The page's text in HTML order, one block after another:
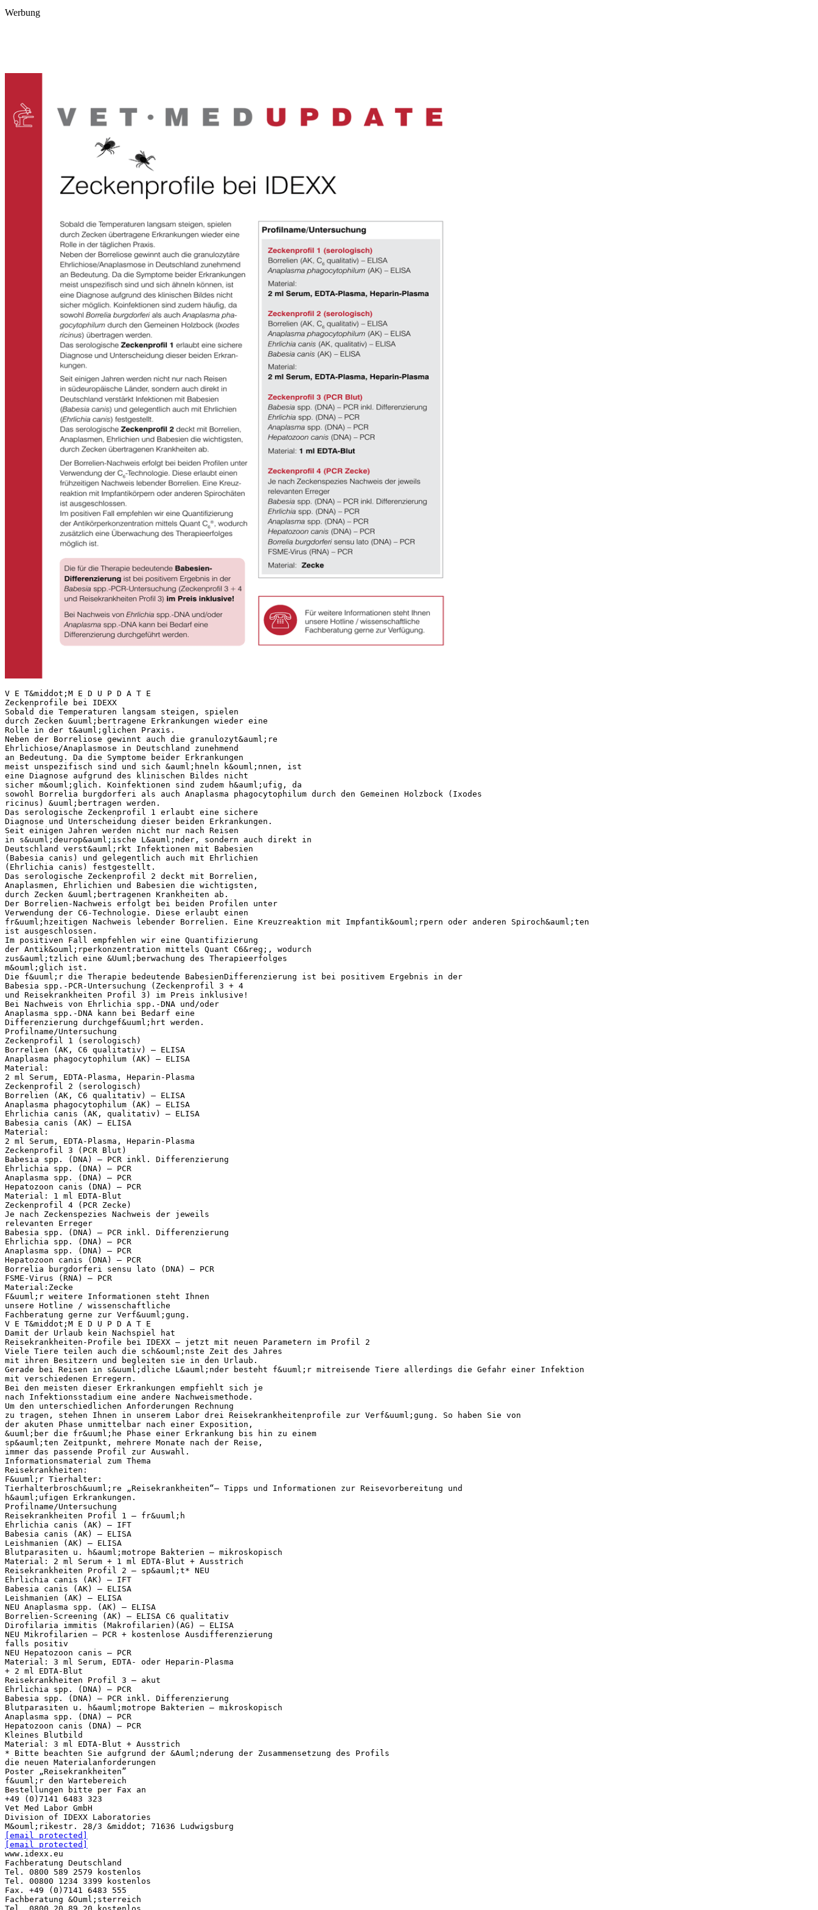
Werbung
V E T&middot;M E D U P D A T E
Zeckenprofile bei IDEXX
Sobald die Temperaturen langsam steigen, spielen
durch Zecken &uuml;bertragene Erkrankungen wieder eine
Rolle in der t&auml;glichen Praxis.
Neben der Borreliose gewinnt auch die granulozyt&auml;re
Ehrlichiose/Anaplasmose in Deutschland zunehmend
an Bedeutung. Da die Symptome beider Erkrankungen
meist unspezifisch sind und sich &auml;hneln k&ouml;nnen, ist
eine Diagnose aufgrund des klinischen Bildes nicht
sicher m&ouml;glich. Koinfektionen sind zudem h&auml;ufig, da
sowohl Borrelia burgdorferi als auch Anaplasma phagocytophilum durch den Gemeinen Holzbock (Ixodes
ricinus) &uuml;bertragen werden.
Das serologische Zeckenprofil 1 erlaubt eine sichere
Diagnose und Unterscheidung dieser beiden Erkrankungen.
Seit einigen Jahren werden nicht nur nach Reisen
in s&uuml;deurop&auml;ische L&auml;nder, sondern auch direkt in
Deutschland verst&auml;rkt Infektionen mit Babesien
(Babesia canis) und gelegentlich auch mit Ehrlichien
(Ehrlichia canis) festgestellt.
Das serologische Zeckenprofil 2 deckt mit Borrelien,
Anaplasmen, Ehrlichien und Babesien die wichtigsten,
durch Zecken &uuml;bertragenen Krankheiten ab.
Der Borrelien-Nachweis erfolgt bei beiden Profilen unter
Verwendung der C6-Technologie. Diese erlaubt einen
fr&uuml;hzeitigen Nachweis lebender Borrelien. Eine Kreuzreaktion mit Impfantik&ouml;rpern oder anderen Spiroch&auml;ten
ist ausgeschlossen.
Im positiven Fall empfehlen wir eine Quantifizierung
der Antik&ouml;rperkonzentration mittels Quant C6&reg;, wodurch
zus&auml;tzlich eine &Uuml;berwachung des Therapieerfolges
m&ouml;glich ist.
Die f&uuml;r die Therapie bedeutende BabesienDifferenzierung ist bei positivem Ergebnis in der
Babesia spp.-PCR-Untersuchung (Zeckenprofil 3 + 4
und Reisekrankheiten Profil 3) im Preis inklusive!
Bei Nachweis von Ehrlichia spp.-DNA und/oder
Anaplasma spp.-DNA kann bei Bedarf eine
Differenzierung durchgef&uuml;hrt werden.
Profilname/Untersuchung
Zeckenprofil 1 (serologisch)
Borrelien (AK, C6 qualitativ) – ELISA
Anaplasma phagocytophilum (AK) – ELISA
Material:
2 ml Serum, EDTA-Plasma, Heparin-Plasma
Zeckenprofil 2 (serologisch)
Borrelien (AK, C6 qualitativ) – ELISA
Anaplasma phagocytophilum (AK) – ELISA
Ehrlichia canis (AK, qualitativ) – ELISA
Babesia canis (AK) – ELISA
Material:
2 ml Serum, EDTA-Plasma, Heparin-Plasma
Zeckenprofil 3 (PCR Blut)
Babesia spp. (DNA) – PCR inkl. Differenzierung
Ehrlichia spp. (DNA) – PCR
Anaplasma spp. (DNA) – PCR
Hepatozoon canis (DNA) – PCR
Material: 1 ml EDTA-Blut
Zeckenprofil 4 (PCR Zecke)
Je nach Zeckenspezies Nachweis der jeweils
relevanten Erreger
Babesia spp. (DNA) – PCR inkl. Differenzierung
Ehrlichia spp. (DNA) – PCR
Anaplasma spp. (DNA) – PCR
Hepatozoon canis (DNA) – PCR
Borrelia burgdorferi sensu lato (DNA) – PCR
FSME-Virus (RNA) – PCR
Material:Zecke
F&uuml;r weitere Informationen steht Ihnen
unsere Hotline / wissenschaftliche
Fachberatung gerne zur Verf&uuml;gung.
V E T&middot;M E D U P D A T E
Damit der Urlaub kein Nachspiel hat
Reisekrankheiten-Profile bei IDEXX – jetzt mit neuen Parametern im Profil 2
Viele Tiere teilen auch die sch&ouml;nste Zeit des Jahres
mit ihren Besitzern und begleiten sie in den Urlaub.
Gerade bei Reisen in s&uuml;dliche L&auml;nder besteht f&uuml;r mitreisende Tiere allerdings die Gefahr einer Infektion
mit verschiedenen Erregern.
Bei den meisten dieser Erkrankungen empfiehlt sich je
nach Infektionsstadium eine andere Nachweismethode.
Um den unterschiedlichen Anforderungen Rechnung
zu tragen, stehen Ihnen in unserem Labor drei Reisekrankheitenprofile zur Verf&uuml;gung. So haben Sie von
der akuten Phase unmittelbar nach einer Exposition,
&uuml;ber die fr&uuml;he Phase einer Erkrankung bis hin zu einem
sp&auml;ten Zeitpunkt, mehrere Monate nach der Reise,
immer das passende Profil zur Auswahl.
Informationsmaterial zum Thema
Reisekrankheiten:
F&uuml;r Tierhalter:
Tierhalterbrosch&uuml;re „Reisekrankheiten“– Tipps und Informationen zur Reisevorbereitung und
h&auml;ufigen Erkrankungen.
Profilname/Untersuchung
Reisekrankheiten Profil 1 – fr&uuml;h
Ehrlichia canis (AK) – IFT
Babesia canis (AK) – ELISA
Leishmanien (AK) – ELISA
Blutparasiten u. h&auml;motrope Bakterien – mikroskopisch
Material: 2 ml Serum + 1 ml EDTA-Blut + Ausstrich
Reisekrankheiten Profil 2 – sp&auml;t* NEU
Ehrlichia canis (AK) – IFT
Babesia canis (AK) – ELISA
Leishmanien (AK) – ELISA
NEU Anaplasma spp. (AK) – ELISA
Borrelien-Screening (AK) – ELISA C6 qualitativ
Dirofilaria immitis (Makrofilarien)(AG) – ELISA
NEU Mikrofilarien – PCR + kostenlose Ausdifferenzierung
falls positiv
NEU Hepatozoon canis – PCR
Material: 3 ml Serum, EDTA- oder Heparin-Plasma
+ 2 ml EDTA-Blut
Reisekrankheiten Profil 3 – akut
Ehrlichia spp. (DNA) – PCR
Babesia spp. (DNA) – PCR inkl. Differenzierung
Blutparasiten u. h&auml;motrope Bakterien – mikroskopisch
Anaplasma spp. (DNA) – PCR
Hepatozoon canis (DNA) – PCR
Kleines Blutbild
Material: 3 ml EDTA-Blut + Ausstrich
* Bitte beachten Sie aufgrund der &Auml;nderung der Zusammensetzung des Profils
die neuen Materialanforderungen
Poster „Reisekrankheiten”
f&uuml;r den Wartebereich
Bestellungen bitte per Fax an
+49 (0)7141 6483 323
Vet Med Labor GmbH
Division of IDEXX Laboratories
[email protected]
[email protected]
www.idexx.eu
Fachberatung Deutschland
Tel. 0800 589 2579 kostenlos
Tel. 00800 1234 3399 kostenlos
Fax. +49 (0)7141 6483 555
Fachberatung &Ouml;sterreich